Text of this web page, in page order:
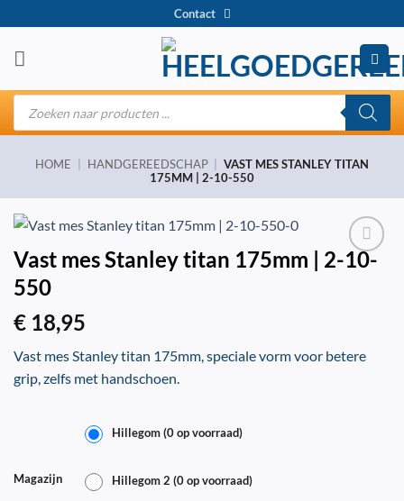
naar
inhoud
Contact
Producten
zoeken
HOME HANDGEREEDSCHAP
VAST MES STANLEY TITAN
175MM | 2-10-550
Vast mes Stanley titan 175mm | 2-10-
550
€ 18,95
Vast mes Stanley titan 175mm, speciale vorm voor betere
grip, zelfs met handschoen.
Magazijn
Hillegom (0 op voorraad)
Hillegom 2 (0 op voorraad)